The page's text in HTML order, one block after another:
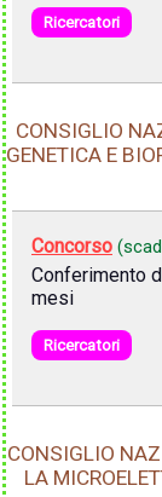
Ricercatori
CONSIGLIO
GENETICA E
Concorso
Conferimento
mesi
Ricercatori
CONSIGLIO
LA